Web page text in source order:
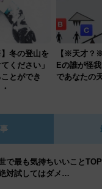
冬の登山を
ください」
とができ
【※天才？
Eの誰が怪
であなたの
で最も気持ちいいこと
対試してはダメ…